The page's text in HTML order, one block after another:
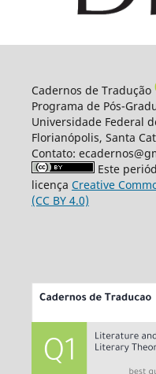
Cadernos de Tradução
Programa de Pós-
Universidade Federal
Florianópolis, Santa
Contato:
Este
licença Creative
(CC BY 4.0)